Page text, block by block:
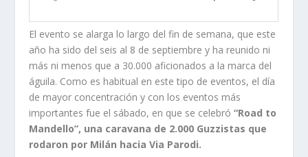
El evento se alarga lo largo del fin de semana, que este
año ha sido del seis al 8 de septiembre y ha reunido ni
más ni menos que a 30.000 aficionados a la marca del
águila. Como es habitual en este tipo de eventos, el día
de mayor concentración y con los eventos más
importantes fue el sábado, en que se celebró “Road to
Mandello”, una caravana de 2.000 Guzzistas que
rodaron por Milán hacia Via Parodi.